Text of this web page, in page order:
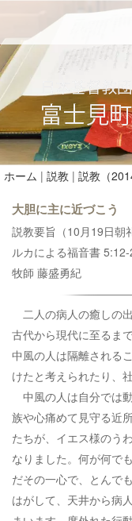
ホーム | 説教 | 説教（
大胆に主に近づこう
説教要旨（10月19日朝
ルカによる福音書 5:12-
牧師 藤盛勇紀
二人の病人の癒しの
古代から現代に至るま
中風の人は隔離される
けたと考えられたり、
中風の人は自分では
族や心痛めて見守る近
たちが、イエス様のう
なりました。何が何で
だその一心で、とんで
はがして、天井から病